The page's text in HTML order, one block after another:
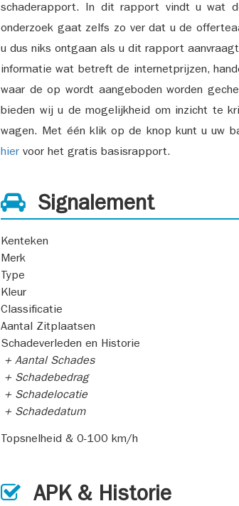
schaderapport. In dit rapport vindt u wat
onderzoek gaat zelfs zo ver dat u de
u dus niks ontgaan als u dit rapport
informatie wat betreft de internetprijzen,
waar de op wordt aangeboden worden
bieden wij u de mogelijkheid om inzicht te
wagen. Met één klik op de knop kunt u uw
hier voor het gratis basisrapport.
Signalement
Kenteken
Merk
Type
Kleur
Classificatie
Aantal Zitplaatsen
Schadeverleden en Historie
+ Aantal Schades
+ Schadebedrag
+ Schadelocatie
+ Schadedatum
Topsnelheid & 0-100 km/h
APK & Historie